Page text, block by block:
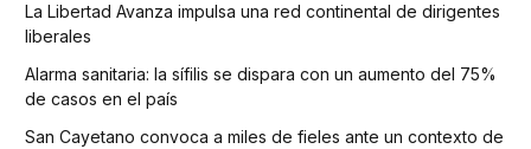
La Libertad Avanza impulsa una red continental de dirigentes
liberales
Alarma sanitaria: la sífilis se dispara con un aumento del 75%
de casos en el país
San Cayetano convoca a miles de fieles ante un contexto de